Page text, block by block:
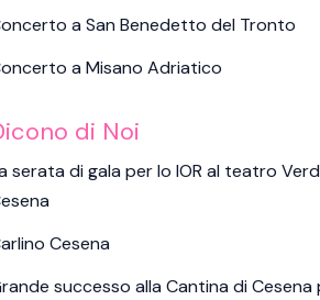
a San Benedetto del Tronto
a Misano Adriatico
di Noi
serata di gala per lo IOR al teatro
Cesena
successo alla Cantina di Cesena